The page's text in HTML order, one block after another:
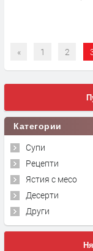
« 1 2
Категории
Супи
Рецепти
Ястия с месо
Десерти
Други